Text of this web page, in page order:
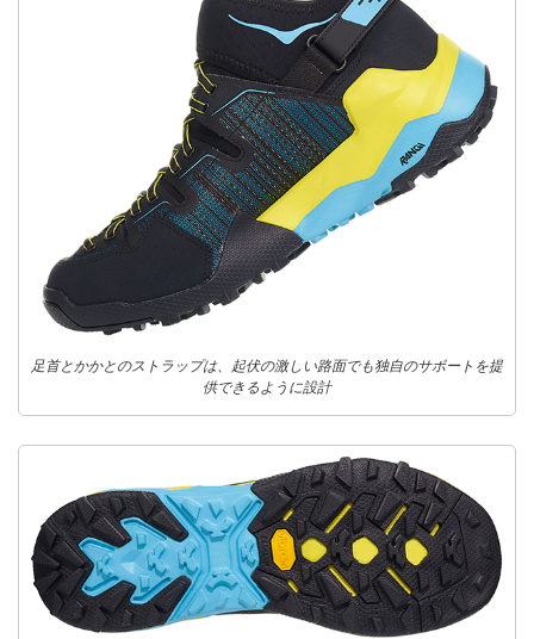
足首とかかとのストラップは、起伏の激しい路面でも独自のサポートを提
供できるように設計